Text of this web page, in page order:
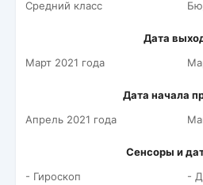
Средний класс
Дата
Март 2021 года
Дата начала
Апрель 2021 года
Сенсоры и
- Гироскоп
-